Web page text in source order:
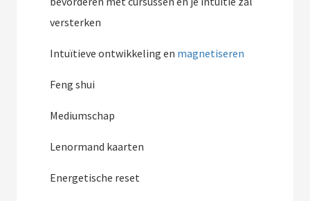
versterken
Intuïtieve ontwikkeling en magnetiseren
Feng shui
Mediumschap
Lenormand kaarten
Energetische reset